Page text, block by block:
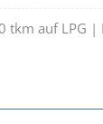
auf LPG |